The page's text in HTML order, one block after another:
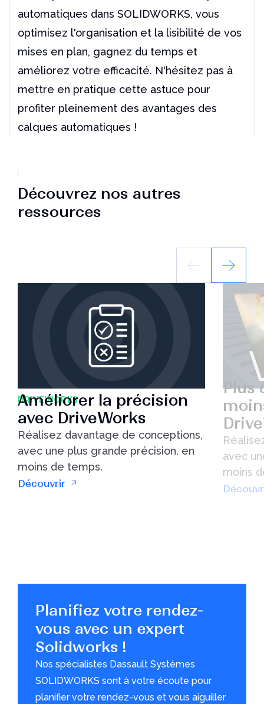
automatiques dans SOLIDWORKS, vous
optimisez l'organisation et la lisibilité de vos
mises en plan, gagnez du temps et
améliorez votre efficacité. N'hésitez pas à
mettre en pratique cette astuce pour
profiter pleinement des avantages des
calques automatiques !
Découvrez nos autres
ressources
DRIVEWORKS
Améliorer la précision
avec DriveWorks
Réalisez davantage de conceptions,
avec une plus grande précision, en
moins de temps.
Découvrir
Plus
avec
moins
Planifiez votre rendez-
vous avec un expert
Solidworks !
Nos spécialistes Dassault Systèmes
SOLIDWORKS sont à votre écoute pour
planifier votre rendez-vous et vous aiguiller